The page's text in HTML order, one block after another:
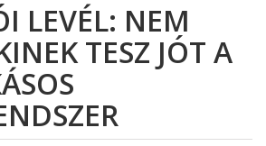
LEVÉL: NEM
TESZ JÓT A